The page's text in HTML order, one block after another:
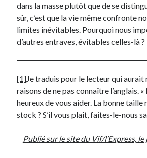
dans la masse plutôt que de se
sûr, c’est que la vie même confronte
limites inévitables. Pourquoi nous
d’autres entraves, évitables celles-là ?
[1]Je traduis pour le lecteur qui aurait
raisons de ne pas connaître l’anglais.
heureux de vous aider. La bonne taille
stock ? S’il vous plaît, faites-le-nous
Publié sur le site du Vif/l’Express,